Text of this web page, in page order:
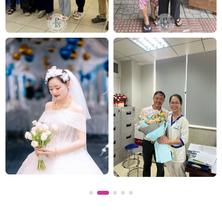
Bó hoa hướng dương 1 bông thích hợp để làm quà tặng người
thương